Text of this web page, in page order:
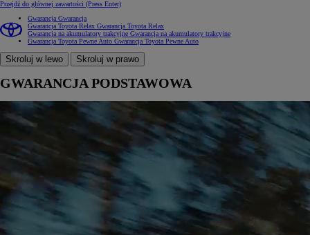
Przejdź do głównej zawartości (Press Enter)
Gwarancja Gwarancja
Gwarancja Toyota Relax Gwarancja Toyota Relax
Gwarancja na akumulatory trakcyjne Gwarancja na akumulatory trakcyjne
Gwarancja Toyota Pewne Auto Gwarancja Toyota Pewne Auto
Skroluj w lewo Skroluj w prawo
GWARANCJA PODSTAWOWA